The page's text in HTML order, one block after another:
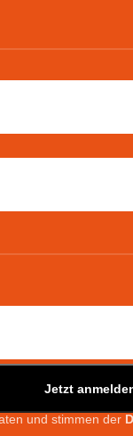
Jetzt
und stimmen der